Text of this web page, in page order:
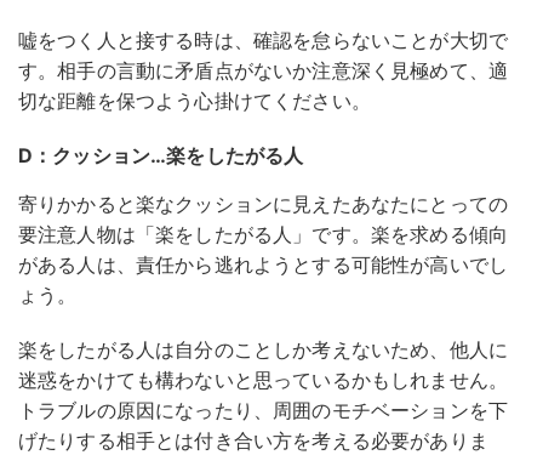
嘘をつく人と接する時は、確認を怠らないことが大切で
す。相手の言動に矛盾点がないか注意深く見極めて、適
切な距離を保つよう心掛けてください。
D：クッション…楽をしたがる人
寄りかかると楽なクッションに見えたあなたにとっての
要注意人物は「楽をしたがる人」です。楽を求める傾向
がある人は、責任から逃れようとする可能性が高いでし
ょう。
楽をしたがる人は自分のことしか考えないため、他人に
迷惑をかけても構わないと思っているかもしれません。
トラブルの原因になったり、周囲のモチベーションを下
げたりする相手とは付き合い方を考える必要がありま